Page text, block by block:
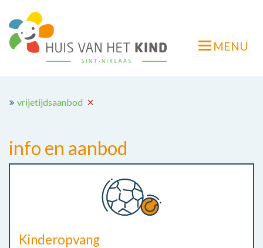
naar
de
Navigatie
MENU
vrijetijdsaanbod
info en aanbod
Kinderopvang